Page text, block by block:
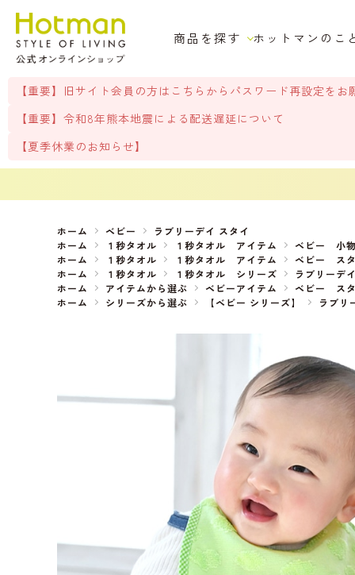
商品を探す ホットマンのこ
【重要】旧サイト会員の方はこちらからパスワード再設定をお
【重要】令和8年熊本地震による配送遅延について
【夏季休業のお知らせ】
ホーム ベビー
ラブリーデイ スタイ
ホーム
１秒タオル １秒タオル アイテム ベビー 小物
ホーム
１秒タオル １秒タオル アイテム ベビー ス
ホーム
１秒タオル １秒タオル シリーズ ラブリーデイ
ホーム
アイテムから選ぶ ベビーアイテム ベビー ス
ホーム
シリーズから選ぶ 【ベビー シリーズ】 ラブリ